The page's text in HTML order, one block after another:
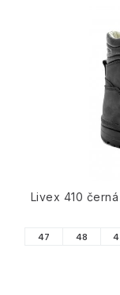
Livex 410
47 48